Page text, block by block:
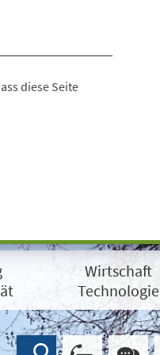
diese Seite
Wirtschaft
Technologie